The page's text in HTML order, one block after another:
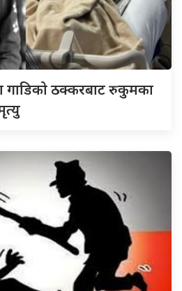
गाडिको ठक्करबाट रुकुमका